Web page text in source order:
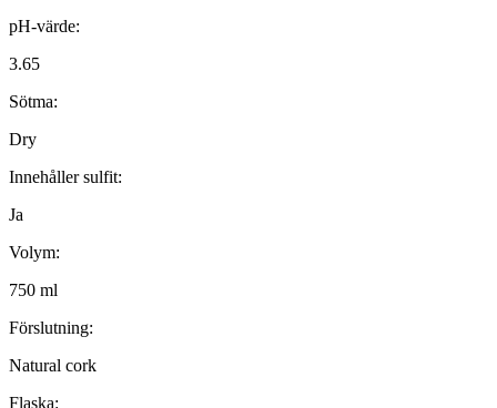
pH-värde:
3.65
Sötma:
Dry
Innehåller sulfit:
Ja
Volym:
750 ml
Förslutning:
Natural cork
Flaska: